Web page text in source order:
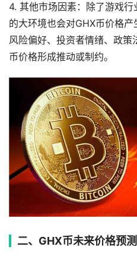
4. 其他市场因素：除了游戏
的大环境也会对GHX币价格
风险偏好、投资者情绪、政
币价格形成推动或制约。
二、GHX币未来价格预测